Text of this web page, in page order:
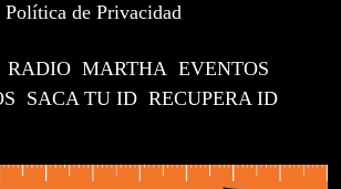
Política de Privacidad
RADIO MARTHA EVENTOS
SACA TU ID RECUPERA ID